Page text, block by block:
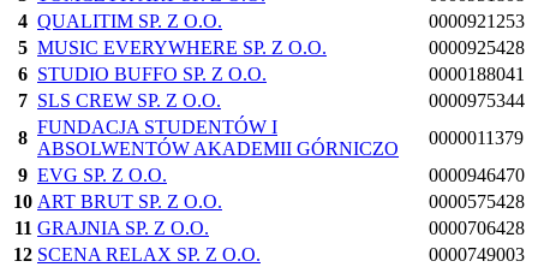
4 QUALITIM SP. Z O.O.
0000921253
5 MUSIC EVERYWHERE SP. Z O.O.
0000925428
6 STUDIO BUFFO SP. Z O.O.
0000188041
7 SLS CREW SP. Z O.O.
0000975344
8
FUNDACJA STUDENTÓW I
ABSOLWENTÓW AKADEMII GÓRNICZO
0000011379
9 EVG SP. Z O.O.
0000946470
10 ART BRUT SP. Z O.O.
0000575428
11 GRAJNIA SP. Z O.O.
0000706428
12 SCENA RELAX SP. Z O.O.
0000749003